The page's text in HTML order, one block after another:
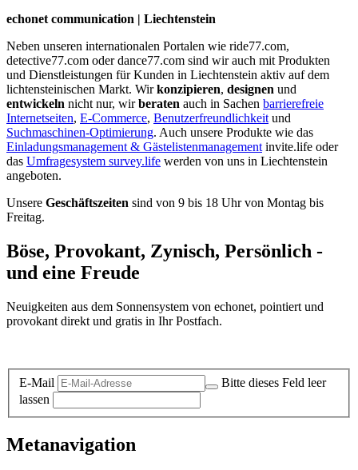
echonet communication | Liechtenstein
Neben unseren internationalen Portalen wie ride77.com,
detective77.com oder dance77.com sind wir auch mit Produkten
und Dienstleistungen für Kunden in Liechtenstein aktiv auf dem
lichtensteinischen Markt. Wirkonzipieren, designen und
entwickeln nicht nur, wirberaten auch in Sachen barrierefreie
Internetseiten, E-Commerce, Benutzerfreundlichkeit und
Suchmaschinen-Optimierung. Auch unsere Produkte wie das
Einladungsmanagement & Gästelistenmanagement invite.life oder
das Umfragesystem survey.life werden von uns in Liechtenstein
angeboten.
Unsere Geschäftszeiten sind von 9 bis 18 Uhr von Montag bis
Freitag.
Böse, Provokant, Zynisch, Persönlich -
und eine Freude
Neuigkeiten aus dem Sonnensystem von echonet, pointiert und
provokant direkt und gratis in Ihr Postfach.
E-Mail
Bitte dieses Feld leer
lassen
Metanavigation